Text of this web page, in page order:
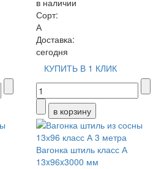
в наличии
Сорт:
А
Доставка:
сегодня
КУПИТЬ В 1 КЛИК
Вагонка штиль класс А
13x96x3000 мм